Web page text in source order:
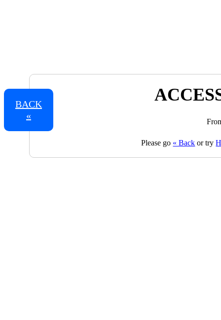
BACK
«
Please go « Back or try